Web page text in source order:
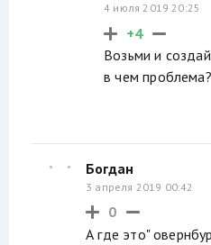
4 июля 2019 20:25
+4
Возьми и
в чем
Богдан
3 апреля 2019 00:42
0
А где это"